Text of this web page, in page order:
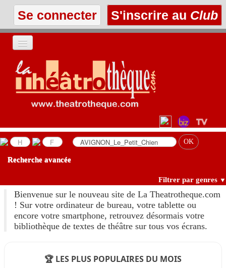
Se connecter S'inscrire au Club
ACCUEIL
LES TEXTES
LES ANNONCES
Recherche avancée
Filtrer par genres ▼
Bienvenue sur le nouveau site de La Theatrotheque.com
! Sur votre ordinateur de bureau, votre tablette ou
encore votre smartphone, retrouvez désormais votre
bibliothèque de textes de théâtre sur tous vos écrans.
🏆 LES PLUS POPULAIRES DU MOIS